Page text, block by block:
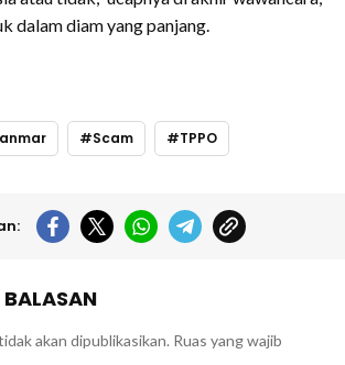
dalam diam yang panjang.
Scam TPPO
akan dipublikasikan. Ruas yang wajib